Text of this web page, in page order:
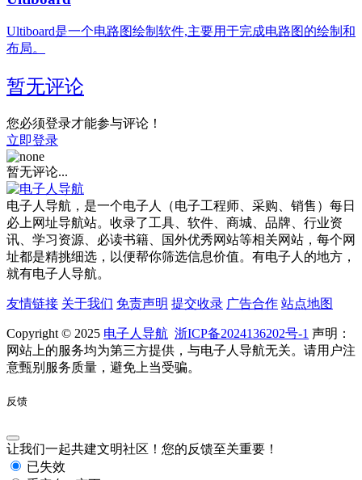
Ultiboard是一个电路图绘制软件,主要用于完成电路图的绘制和
布局。
暂无评论
您必须登录才能参与评论！
立即登录
暂无评论...
电子人导航，是一个电子人（电子工程师、采购、销售）每日
必上网址导航站。收录了工具、软件、商城、品牌、行业资
讯、学习资源、必读书籍、国外优秀网站等相关网站，每个网
址都是精挑细选，以便帮你筛选信息价值。有电子人的地方，
就有电子人导航。
友情链接 关于我们 免责声明 提交收录 广告合作 站点地图
Copyright © 2025 电子人导航 浙ICP备2024136202号-1 声明：
网站上的服务均为第三方提供，与电子人导航无关。请用户注
意甄别服务质量，避免上当受骗。
反馈
让我们一起共建文明社区！您的反馈至关重要！
已失效